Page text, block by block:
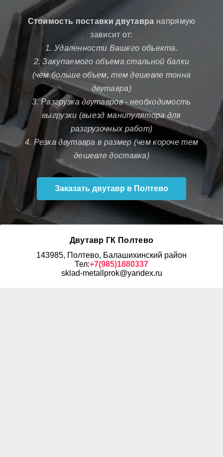
Стоимость поставки двутавра напрямую
зависит от:
1. Удаленности Вашего объекта.
2. Закупаемого объема стальной балки
(чем больше объем, тем дешевле тонна
двутавра)
3. Разгрузка двутавров - необходимость
выгрузки (выезд манипулятора для
разгрузочных работ)
4. Резка двутавра в размер (чем короче тем
дешевле доставка)
Заказать двутавр в Полтево
Двутавр ГК Полтево
143985, Полтево, Балашихинский район
Тел:+7(985)1880337
sklad-metallprok@yandex.ru